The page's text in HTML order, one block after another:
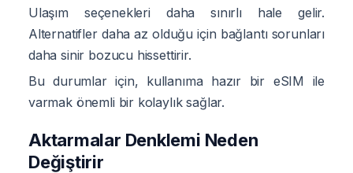
Ulaşım seçenekleri daha sınırlı hale gelir.
Alternatifler daha az olduğu için bağlantı sorunları
daha sinir bozucu hissettirir.
Bu durumlar için, kullanıma hazır bir eSIM ile
varmak önemli bir kolaylık sağlar.
Aktarmalar Denklemi Neden
Değiştirir